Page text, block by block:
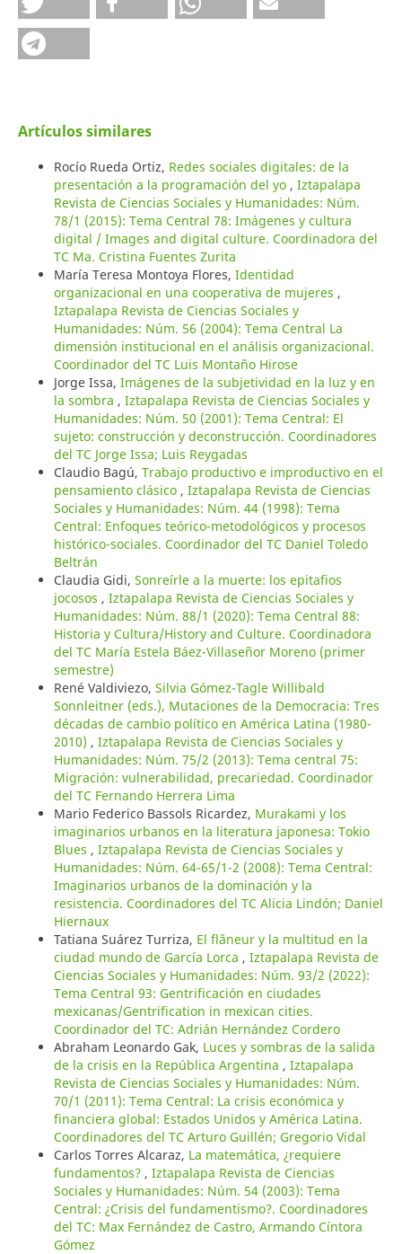
Artículos similares
Rocío Rueda Ortiz, Redes sociales digitales: de la
presentación a la programación del yo , Iztapalapa
Revista de Ciencias Sociales y Humanidades: Núm.
78/1 (2015): Tema Central 78: Imágenes y cultura
digital / Images and digital culture. Coordinadora del
TC Ma. Cristina Fuentes Zurita
María Teresa Montoya Flores, Identidad
organizacional en una cooperativa de mujeres ,
Iztapalapa Revista de Ciencias Sociales y
Humanidades: Núm. 56 (2004): Tema Central La
dimensión institucional en el análisis organizacional.
Coordinador del TC Luis Montaño Hirose
Jorge Issa, Imágenes de la subjetividad en la luz y en
la sombra , Iztapalapa Revista de Ciencias Sociales y
Humanidades: Núm. 50 (2001): Tema Central: El
sujeto: construcción y deconstrucción. Coordinadores
del TC Jorge Issa; Luis Reygadas
Claudio Bagú, Trabajo productivo e improductivo en el
pensamiento clásico , Iztapalapa Revista de Ciencias
Sociales y Humanidades: Núm. 44 (1998): Tema
Central: Enfoques teórico-metodológicos y procesos
histórico-sociales. Coordinador del TC Daniel Toledo
Beltrán
Claudia Gidi, Sonreírle a la muerte: los epitafios
jocosos , Iztapalapa Revista de Ciencias Sociales y
Humanidades: Núm. 88/1 (2020): Tema Central 88:
Historia y Cultura/History and Culture. Coordinadora
del TC María Estela Báez-Villaseñor Moreno (primer
semestre)
René Valdiviezo, Silvia Gómez-Tagle Willibald
Sonnleitner (eds.), Mutaciones de la Democracia: Tres
décadas de cambio político en América Latina (1980-
2010) , Iztapalapa Revista de Ciencias Sociales y
Humanidades: Núm. 75/2 (2013): Tema central 75:
Migración: vulnerabilidad, precariedad. Coordinador
del TC Fernando Herrera Lima
Mario Federico Bassols Ricardez, Murakami y los
imaginarios urbanos en la literatura japonesa: Tokio
Blues , Iztapalapa Revista de Ciencias Sociales y
Humanidades: Núm. 64-65/1-2 (2008): Tema Central:
Imaginarios urbanos de la dominación y la
resistencia. Coordinadores del TC Alicia Lindón; Daniel
Hiernaux
Tatiana Suárez Turriza, El flâneur y la multitud en la
ciudad mundo de García Lorca , Iztapalapa Revista de
Ciencias Sociales y Humanidades: Núm. 93/2 (2022):
Tema Central 93: Gentrificación en ciudades
mexicanas/Gentrification in mexican cities.
Coordinador del TC: Adrián Hernández Cordero
Abraham Leonardo Gak, Luces y sombras de la salida
de la crisis en la República Argentina , Iztapalapa
Revista de Ciencias Sociales y Humanidades: Núm.
70/1 (2011): Tema Central: La crisis económica y
financiera global: Estados Unidos y América Latina.
Coordinadores del TC Arturo Guillén; Gregorio Vidal
Carlos Torres Alcaraz, La matemática, ¿requiere
fundamentos? , Iztapalapa Revista de Ciencias
Sociales y Humanidades: Núm. 54 (2003): Tema
Central: ¿Crisis del fundamentismo?. Coordinadores
del TC: Max Fernández de Castro, Armando Cíntora
Gómez